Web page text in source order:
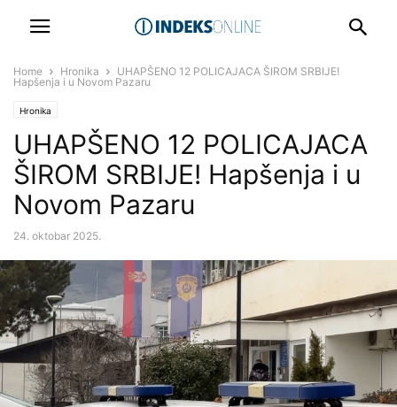
Home Hronika
UHAPŠENO 12 POLICAJACA ŠIROM SRBIJE!
Hapšenja i u Novom Pazaru
Hronika
UHAPŠENO 12 POLICAJACA
ŠIROM SRBIJE! Hapšenja i u
Novom Pazaru
24. oktobar 2025.